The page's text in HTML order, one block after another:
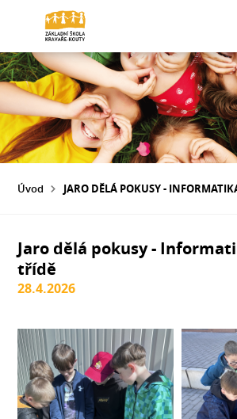
Úvod JARO DĚLÁ POKUSY -
Jaro dělá pokusy -
třídě
28.4.2026